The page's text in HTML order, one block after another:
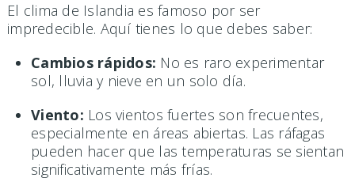
El clima de Islandia es famoso por ser
impredecible. Aquí tienes lo que debes saber:
Cambios rápidos: No es raro experimentar
sol, lluvia y nieve en un solo día.
Viento: Los vientos fuertes son frecuentes,
especialmente en áreas abiertas. Las ráfagas
pueden hacer que las temperaturas se sientan
significativamente más frías.